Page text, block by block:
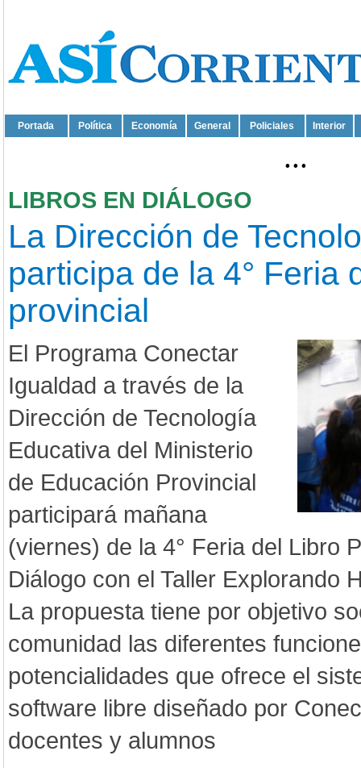
Portada Política Economía General Policiales Interior
...
LIBROS EN DIÁLOGO
La Dirección de
participa de la 4° Feria
provincial
El Programa Conectar
Igualdad a través de la
Dirección de Tecnología
Educativa del Ministerio
de Educación Provincial
participará mañana
(viernes) de la 4° Feria del Libro
Diálogo con el Taller Explorando
La propuesta tiene por objetivo
comunidad las diferentes
potencialidades que ofrece el
software libre diseñado por
docentes y alumnos